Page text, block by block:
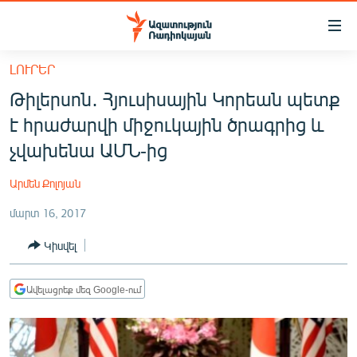
Մատչելիության
հիմնական
բովանդակությանը
Անցնել
հիմնական
մենյուին
ՀԱՅԱՍՏԱՆ
ՔԱՂԱՔԱԿԱՆ
ՏՆՏԵՍՈՒԹՅՈՒՆ
ՂԱՐԱԲԱՂ
ՏԱՐԱԾԱՇՐՋԱՆ
ԼՈՒՐԵՐ
Թիլերսոն․ Հյուսիսային Կորեան պետք
է հրաժարվի միջուկային ծրագրից և
չվախենա ԱՄՆ-ից
Արմեն Քոլոյան
մարտ 16, 2017
Կիսվել
Ավելացրեք մեզ Google-ում